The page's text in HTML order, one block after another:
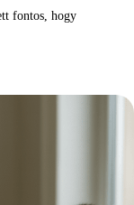
fontos, hogy